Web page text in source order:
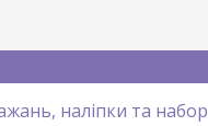
наліпки та